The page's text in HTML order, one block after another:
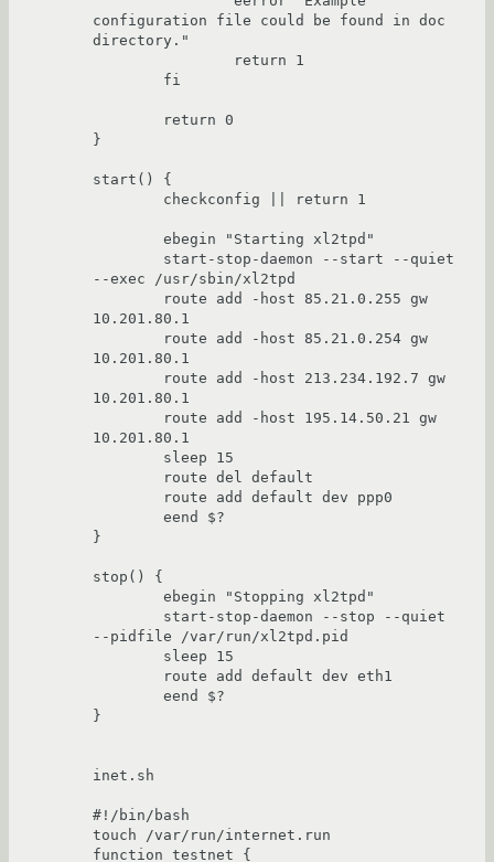
configuration file could be found in doc
directory."
}
start() {
--exec /usr/sbin/xl2tpd
10.201.80.1
10.201.80.1
10.201.80.1
10.201.80.1
}
stop() {
--pidfile /var/run/xl2tpd.pid
}
inet.sh
#!/bin/bash
touch /var/run/internet.run
function testnet {